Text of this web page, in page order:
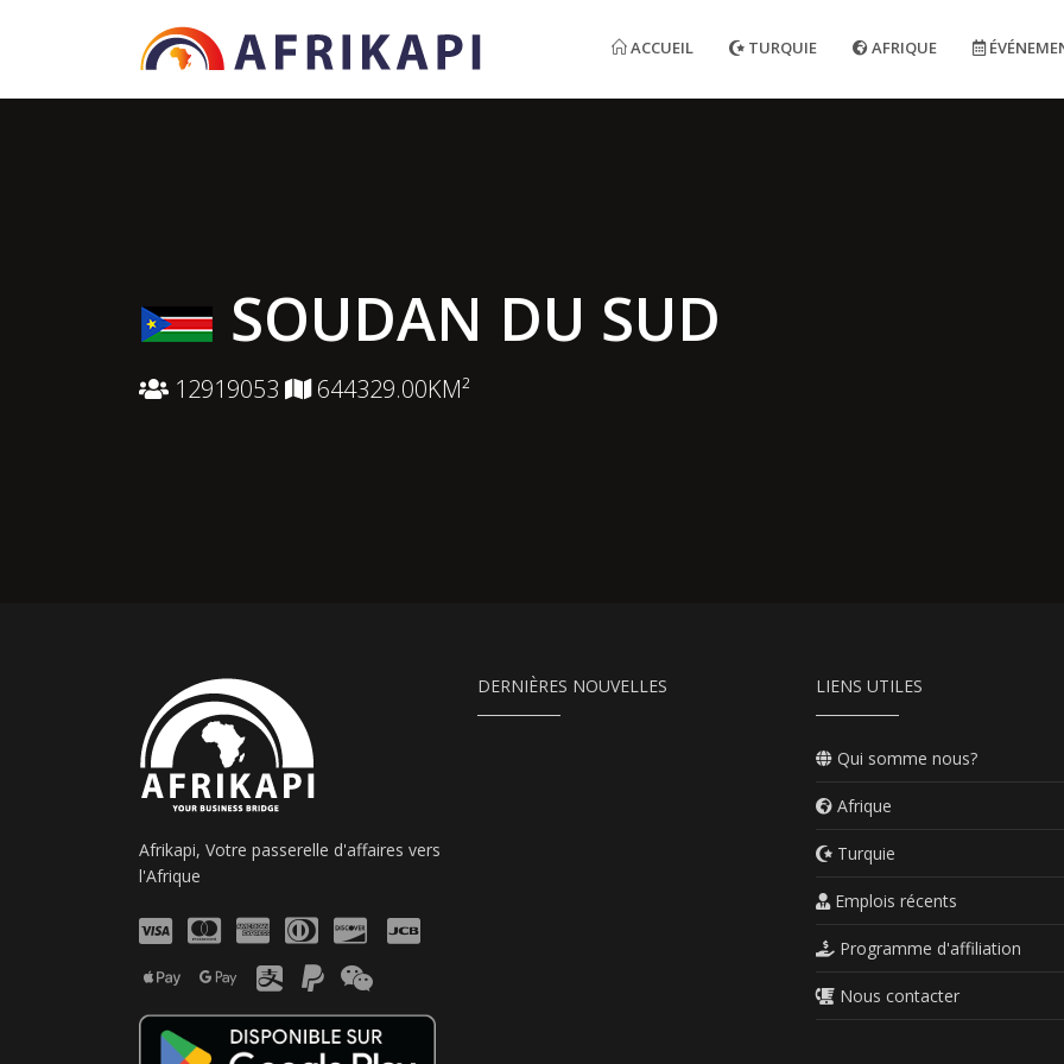
ACCUEIL TURQUIE AFRIQUE
SOUDAN DU SUD
12919053 644329.00KM²
Afrikapi, Votre passerelle d'affaires vers
l'Afrique
DERNIÈRES NOUVELLES LIENS UTILES
Qui somme nous?
Afrique
Turquie
Emplois récents
Programme d'affiliation
Nous contacter